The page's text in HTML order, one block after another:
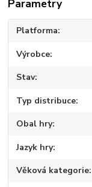
Parametry
Platforma
Výrobce
Stav
Typ distribuce
Obal hry
Jazyk hry
Věková kategorie